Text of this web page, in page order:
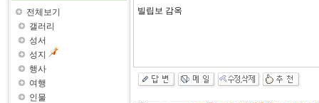
전체보기
갤러리
성서
성지
행사
여행
인물
빌립보 감옥